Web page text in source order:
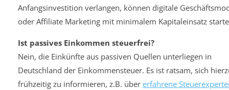
Anfangsinvestition verlangen, können digitale
oder Affiliate Marketing mit minimalem Kapitaleinsatz
Ist passives Einkommen steuerfrei?
Nein, die Einkünfte aus passiven Quellen unterliegen in
Deutschland der Einkommensteuer. Es ist ratsam, sich
frühzeitig zu informieren, z.B. über erfahrene